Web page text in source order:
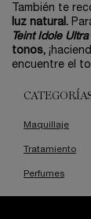
También te
luz natural.
Teint Idole
tonos,
encuentre el
Maquillaje
Tratamiento
Perfumes